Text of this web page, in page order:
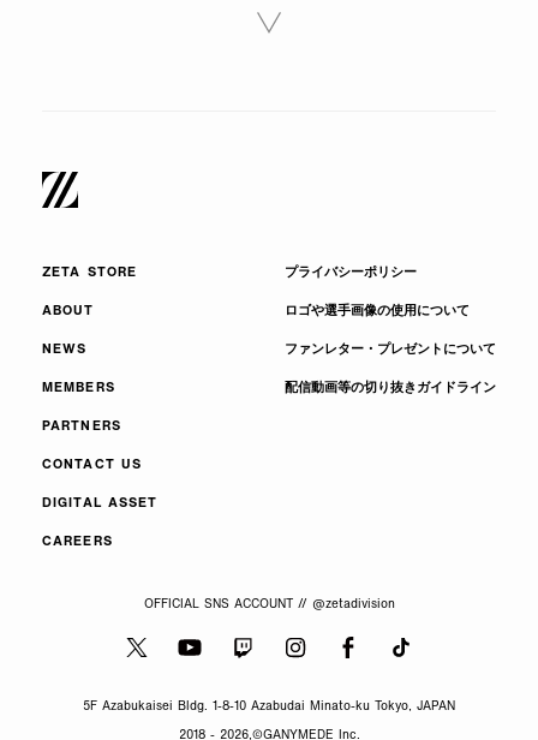
ZETA STORE
ABOUT
NEWS
MEMBERS
PARTNERS
CONTACT US
DIGITAL ASSET
CAREERS
プライバシーポリシー
ロゴや選手画像の使用について
ファンレター・プレゼントについて
配信動画等の切り抜きガイドライン
OFFICIAL SNS ACCOUNT // @zetadivision
5F Azabukaisei Bldg. 1-8-10 Azabudai Minato-ku Tokyo, JAPAN
2018 - 2026,©GANYMEDE Inc.